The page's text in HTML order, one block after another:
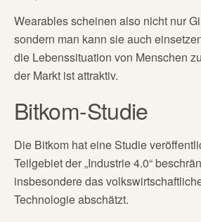
Wearables scheinen also nicht nur
sondern man kann sie auch
die Lebenssituation von Menschen
der Markt ist attraktiv.
Bitkom-Studie
Die Bitkom hat eine Studie
Teilgebiet der „Industrie 4.0“
insbesondere das
Technologie abschätzt.